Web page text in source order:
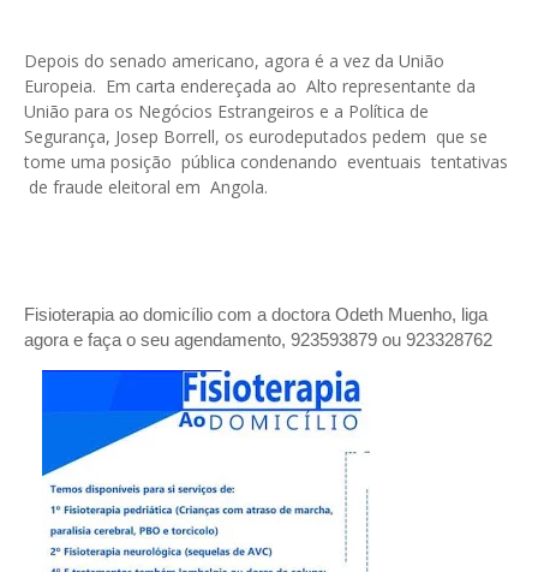
Depois do senado americano, agora é a vez da União
Europeia. Em carta endereçada ao Alto representante da
União para os Negócios Estrangeiros e a Política de
Segurança, Josep Borrell, os eurodeputados pedem que se
tome uma posição pública condenando eventuais tentativas
de fraude eleitoral em Angola.
Fisioterapia ao domicílio com a doctora Odeth Muenho, liga
agora e faça o seu agendamento, 923593879 ou 923328762